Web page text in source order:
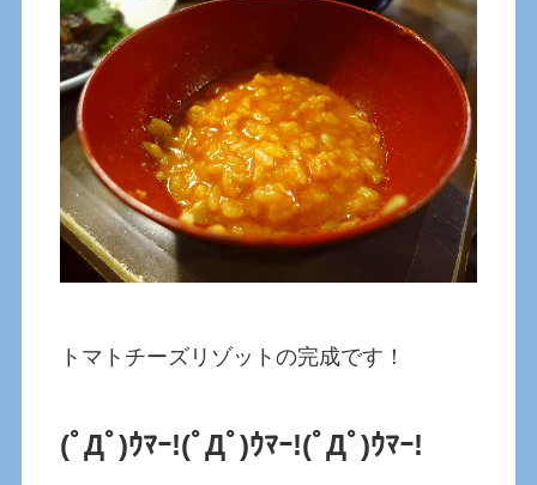
トマトチーズリゾットの完成です！
(ﾟДﾟ)ｳﾏｰ!(ﾟДﾟ)ｳﾏｰ!(ﾟДﾟ)ｳﾏｰ!